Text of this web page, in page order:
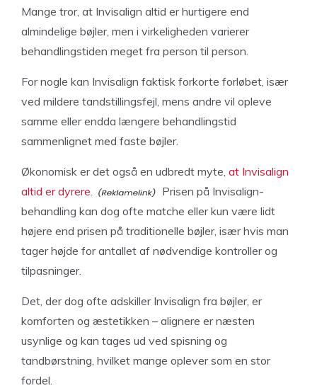
Mange tror, at Invisalign altid er hurtigere end
almindelige bøjler, men i virkeligheden varierer
behandlingstiden meget fra person til person.
For nogle kan Invisalign faktisk forkorte forløbet, især
ved mildere tandstillingsfejl, mens andre vil opleve
samme eller endda længere behandlingstid
sammenlignet med faste bøjler.
Økonomisk er det også en udbredt myte, at Invisalign
altid er dyrere.
Prisen på Invisalign-
behandling kan dog ofte matche eller kun være lidt
højere end prisen på traditionelle bøjler, især hvis man
tager højde for antallet af nødvendige kontroller og
tilpasninger.
Det, der dog ofte adskiller Invisalign fra bøjler, er
komforten og æstetikken – alignere er næsten
usynlige og kan tages ud ved spisning og
tandbørstning, hvilket mange oplever som en stor
fordel.